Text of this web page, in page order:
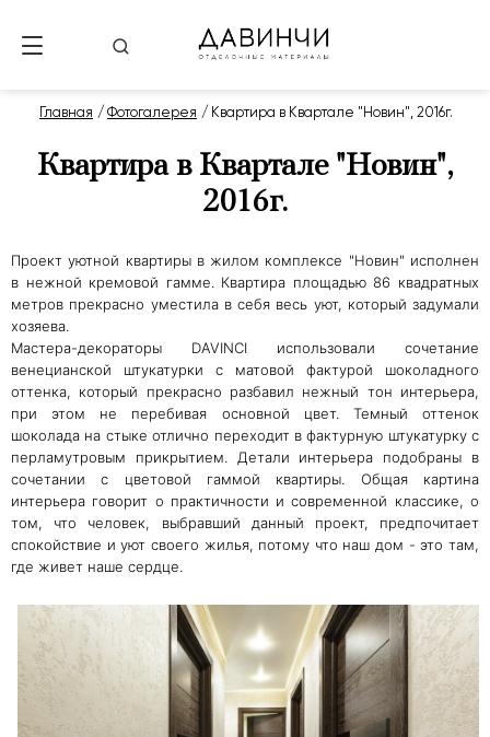
Главная Фотогалерея Квартира в Квартале "Новин", 2016г.
Квартира в Квартале "Новин",
2016г.
Проект уютной квартиры в жилом комплексе "Новин" исполнен
в нежной кремовой гамме. Квартира площадью 86 квадратных
метров прекрасно уместила в себя весь уют, который задумали
хозяева.
Мастера-декораторы DAVINCI использовали сочетание
венецианской штукатурки с матовой фактурой шоколадного
оттенка, который прекрасно разбавил нежный тон интерьера,
при этом не перебивая основной цвет. Темный оттенок
шоколада на стыке отлично переходит в фактурную штукатурку с
перламутровым прикрытием. Детали интерьера подобраны в
сочетании с цветовой гаммой квартиры. Общая картина
интерьера говорит о практичности и современной классике, о
том, что человек, выбравший данный проект, предпочитает
спокойствие и уют своего жилья, потому что наш дом - это там,
где живет наше сердце.